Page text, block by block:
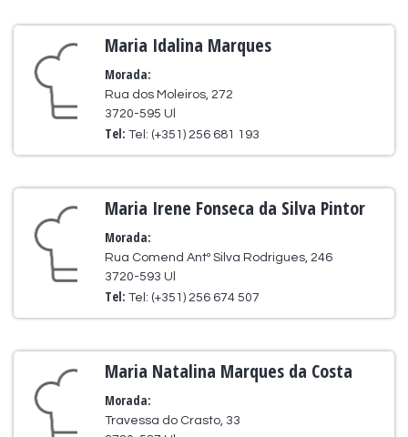
Maria Idalina Marques
Morada:
Rua dos Moleiros, 272
3720-595 Ul
Tel:Tel: (+351) 256 681 193
Maria Irene Fonseca da Silva Pintor
Morada:
Rua Comend Antº Silva Rodrigues, 246
3720-593 Ul
Tel:Tel: (+351) 256 674 507
Maria Natalina Marques da Costa
Morada:
Travessa do Crasto, 33